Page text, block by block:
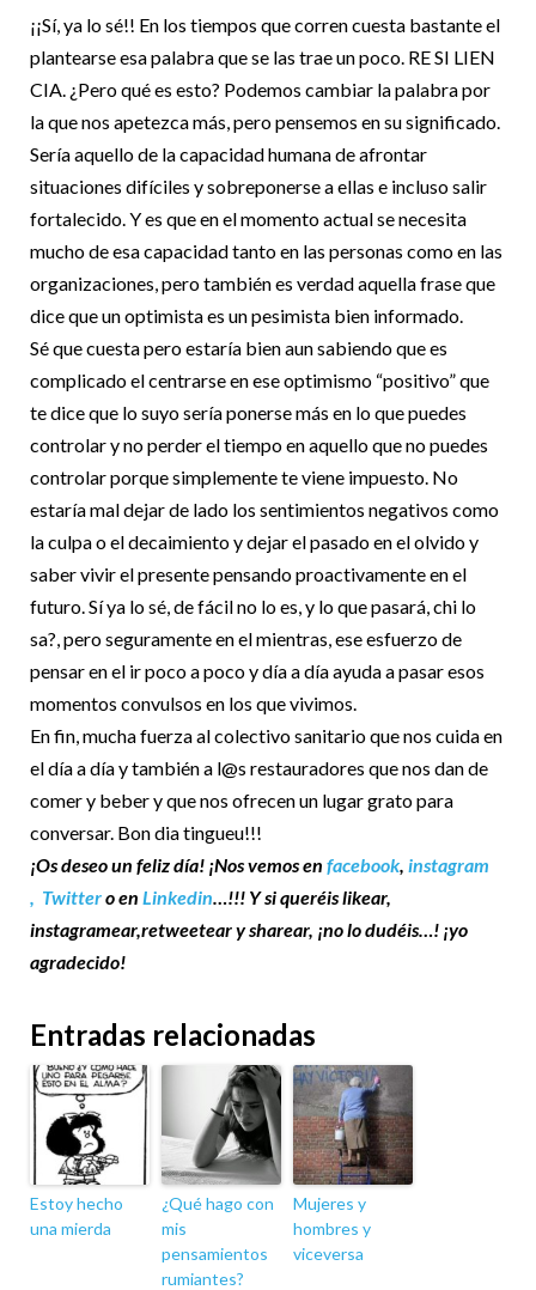
¡¡Sí, ya lo sé!! En los tiempos que corren cuesta bastante el
plantearse esa palabra que se las trae un poco. RE SI LIEN
CIA. ¿Pero qué es esto? Podemos cambiar la palabra por
la que nos apetezca más, pero pensemos en su significado.
Sería aquello de la capacidad humana de afrontar
situaciones difíciles y sobreponerse a ellas e incluso salir
fortalecido. Y es que en el momento actual se necesita
mucho de esa capacidad tanto en las personas como en las
organizaciones, pero también es verdad aquella frase que
dice que un optimista es un pesimista bien informado.
Sé que cuesta pero estaría bien aun sabiendo que es
complicado el centrarse en ese optimismo “positivo” que
te dice que lo suyo sería ponerse más en lo que puedes
controlar y no perder el tiempo en aquello que no puedes
controlar porque simplemente te viene impuesto. No
estaría mal dejar de lado los sentimientos negativos como
la culpa o el decaimiento y dejar el pasado en el olvido y
saber vivir el presente pensando proactivamente en el
futuro. Sí ya lo sé, de fácil no lo es, y lo que pasará, chi lo
sa?, pero seguramente en el mientras, ese esfuerzo de
pensar en el ir poco a poco y día a día ayuda a pasar esos
momentos convulsos en los que vivimos.
En fin, mucha fuerza al colectivo sanitario que nos cuida en
el día a día y también a l@s restauradores que nos dan de
comer y beber y que nos ofrecen un lugar grato para
conversar. Bon dia tingueu!!!
¡Os deseo un feliz día! ¡Nos vemos en facebook, instagram
Twittero en Linkedin…!!! Y si queréis likear,
instagramear,retweetear y sharear, ¡no lo dudéis…! ¡yo
agradecido!
Entradas relacionadas
Estoy hecho
una mierda
¿Qué hago con
mis
pensamientos
rumiantes?
Mujeres y
hombres y
viceversa